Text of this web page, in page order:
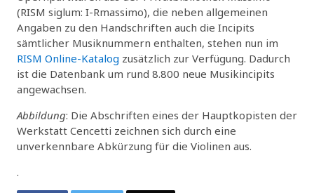
(RISM siglum: I-Rmassimo), die neben allgemeinen
Angaben zu den Handschriften auch die Incipits
sämtlicher Musiknummern enthalten, stehen nun im
RISM Online-Katalog zusätzlich zur Verfügung. Dadurch
ist die Datenbank um rund 8.800 neue Musikincipits
angewachsen.
Abbildung: Die Abschriften eines der Hauptkopisten der
Werkstatt Cencetti zeichnen sich durch eine
unverkennbare Abkürzung für die Violinen aus.
.